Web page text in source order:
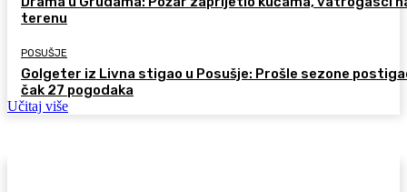
terenu
POSUŠJE
Golgeter iz Livna stigao u Posušje: Prošle sezone
čak 27 pogodaka
Učitaj više